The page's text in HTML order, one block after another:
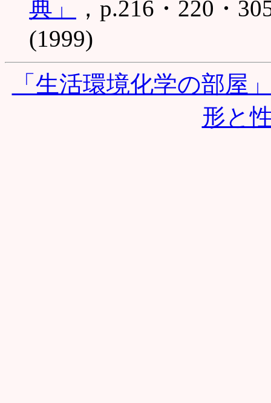
典」
，p.216・220・
(1999)
「生活環境化学の部屋
形と